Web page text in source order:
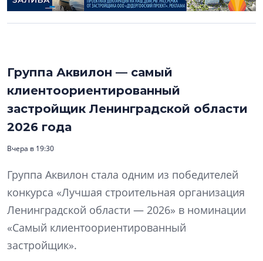
Группа Аквилон — самый
клиентоориентированный
застройщик Ленинградской области
2026 года
Вчера в 19:30
Группа Аквилон стала одним из победителей
конкурса «Лучшая строительная организация
Ленинградской области — 2026» в номинации
«Самый клиентоориентированный
застройщик».